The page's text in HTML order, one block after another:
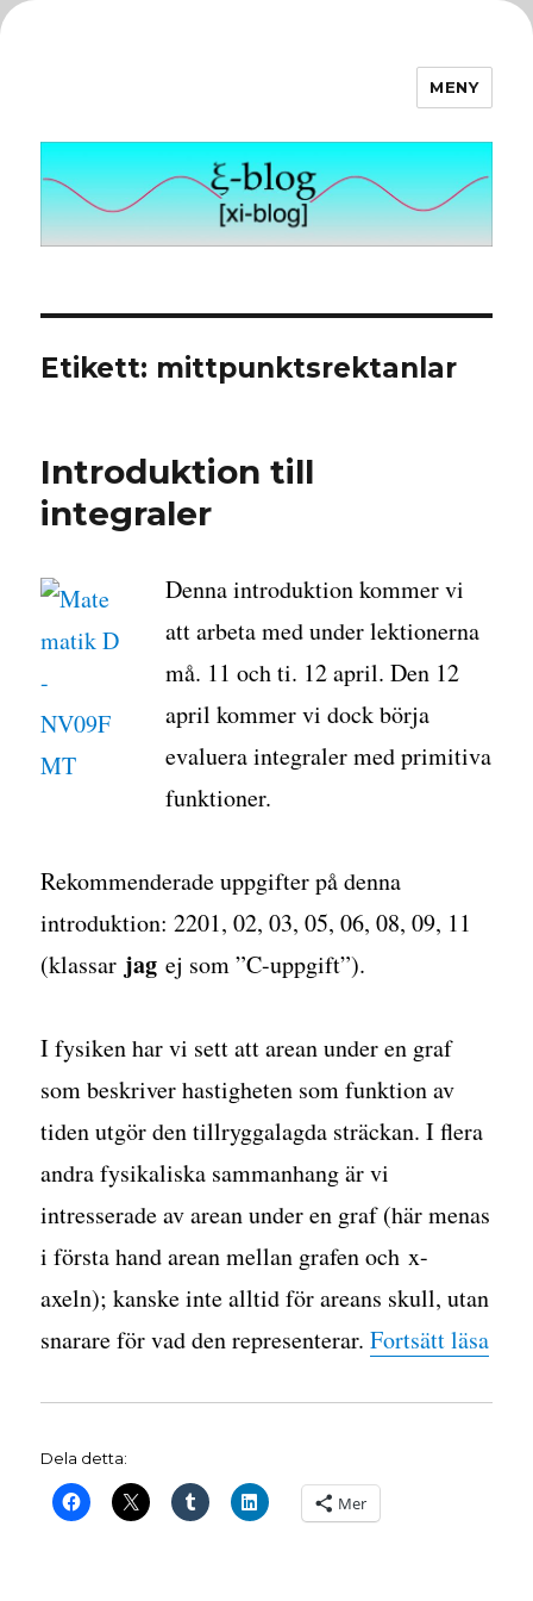
MENY
Etikett: mittpunktsrektanlar
Introduktion till
integraler
Denna introduktion kommer vi
att arbeta med under lektionerna
må. 11 och ti. 12 april. Den 12
april kommer vi dock börja
evaluera integraler med primitiva
funktioner.
Rekommenderade uppgifter på denna
introduktion: 2201, 02, 03, 05, 06, 08, 09, 11
(klassar jagej som ”C-uppgift”).
I fysiken har vi sett att arean under en graf
som beskriver hastigheten som funktion av
tiden utgör den tillryggalagda sträckan. I flera
andra fysikaliska sammanhang är vi
intresserade av arean under en graf (här menas
i första hand arean mellan grafen och x-
axeln); kanske inte alltid för areans skull, utan
snarare för vad den representerar.Fortsätt läsa
Dela detta:
Mer